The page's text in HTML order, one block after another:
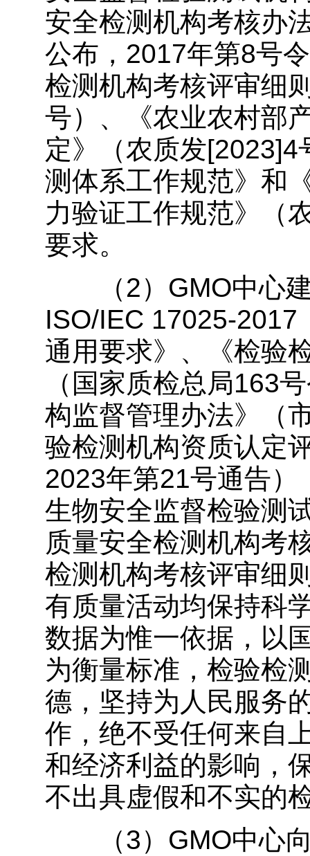
安全检测机构考核办
公布，2017年第8号
检测机构考核评审细
号）、《农业农村部
定》（农质发
测体系工作规范》和
力验证工作规范》（
要求。
（2）GMO中心建
ISO/IEC 17025-2017
通用要求》、《检验
（国家质检总局163
构监督管理办法》（
验检测机构资质认定
2023年第21号通告）
生物安全监督检验测
质量安全检测机构考
检测机构考核评审细
有质量活动均保持科
数据为惟一依据，以
为衡量标准，检验检
德，坚持为人民服务
作，绝不受任何来自
和经济利益的影响，
不出具虚假和不实的
（3）GMO中心向